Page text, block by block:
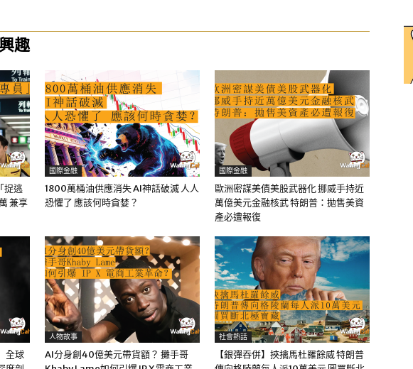
趣
捉逃
兼享
國際金融
1800萬桶油供應消失 AI神話破滅 人人
恐懼了 應該何時貪婪？
國際金融
歐洲密謀美債美股武器化 挪威手持近
萬億美元金融核武 特朗普：拋售美資
產必遭報復
全球
人物故事
AI分身創40億美元帶貨額？ 攤手哥
社會熱話
【銀彈吞併】挾擒馬杜羅餘威 特朗普